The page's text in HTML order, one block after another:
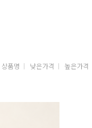
상품명 낮은가격 높은가격